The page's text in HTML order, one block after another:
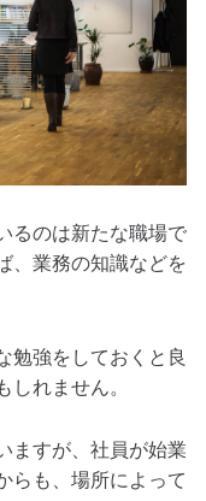
るのは新たな職場で
、業務の知識などを
勉強をしておくと良
しれません。
ますが、社員が始業
らも、場所によって